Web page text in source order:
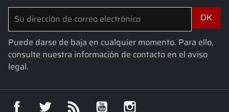
Puede darse de baja en cualquier momento. Para ello,
consulte nuestra información de contacto en el aviso
legal.
Facebook Twitter YouTube